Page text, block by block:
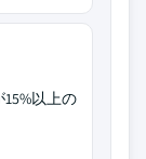
以上の